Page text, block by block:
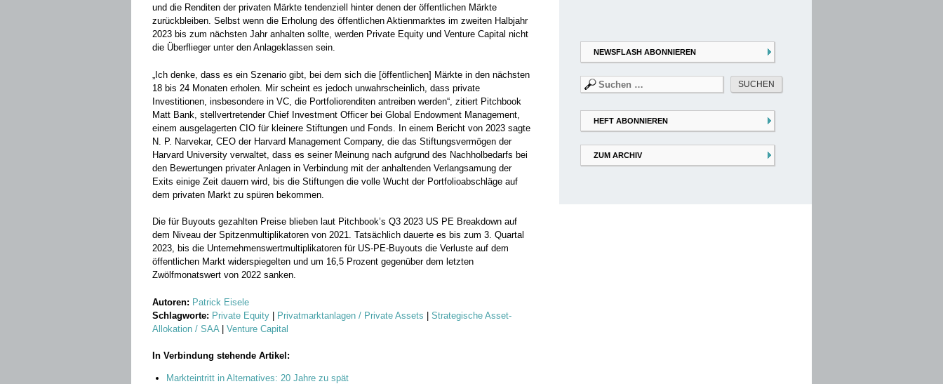
und die Renditen der privaten Märkte tendenziell hinter denen der öffentlichen Märkte
zurückbleiben. Selbst wenn die Erholung des öffentlichen Aktienmarktes im zweiten Halbjahr
2023 bis zum nächsten Jahr anhalten sollte, werden Private Equity und Venture Capital nicht
die Überflieger unter den Anlageklassen sein.
„Ich denke, dass es ein Szenario gibt, bei dem sich die [öffentlichen] Märkte in den nächsten
18 bis 24 Monaten erholen. Mir scheint es jedoch unwahrscheinlich, dass private
Investitionen, insbesondere in VC, die Portfoliorenditen antreiben werden“, zitiert Pitchbook
Matt Bank, stellvertretender Chief Investment Officer bei Global Endowment Management,
einem ausgelagerten CIO für kleinere Stiftungen und Fonds. In einem Bericht von 2023 sagte
N. P. Narvekar, CEO der Harvard Management Company, die das Stiftungsvermögen der
Harvard University verwaltet, dass es seiner Meinung nach aufgrund des Nachholbedarfs bei
den Bewertungen privater Anlagen in Verbindung mit der anhaltenden Verlangsamung der
Exits einige Zeit dauern wird, bis die Stiftungen die volle Wucht der Portfolioabschläge auf
dem privaten Markt zu spüren bekommen.
Die für Buyouts gezahlten Preise blieben laut Pitchbook’s Q3 2023 US PE Breakdown auf
dem Niveau der Spitzenmultiplikatoren von 2021. Tatsächlich dauerte es bis zum 3. Quartal
2023, bis die Unternehmenswertmultiplikatoren für US-PE-Buyouts die Verluste auf dem
öffentlichen Markt widerspiegelten und um 16,5 Prozent gegenüber dem letzten
Zwölfmonatswert von 2022 sanken.
Autoren: Patrick Eisele
Schlagworte: Private Equity | Privatmarktanlagen / Private Assets | Strategische Asset-
Allokation / SAA | Venture Capital
In Verbindung stehende Artikel:
Markteintritt in Alternatives: 20 Jahre zu spät
NEWSFLASH ABONNIEREN
Suchen
nach:
HEFT ABONNIEREN
ZUM ARCHIV